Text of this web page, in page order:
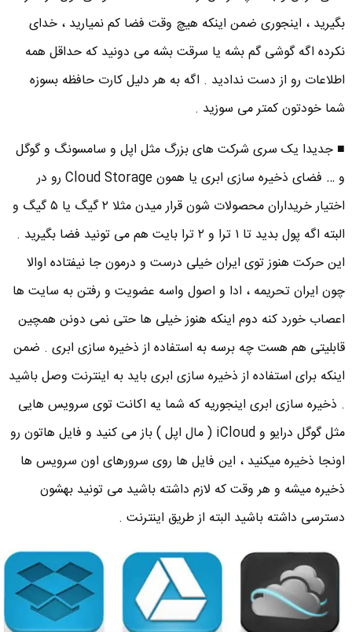
بگیرید ، اینجوری ضمن اینکه هیچ وقت فضا کم نمیارید ، خدای
نکرده اگه گوشی گم بشه یا سرقت بشه می دونید که حداقل همه
اطلاعات رو از دست ندادید . اگه به هر دلیل کارت حافظه بسوزه
شما خودتون کمتر می سوزید .
■ جدیدا یک سری شرکت های بزرگ مثل اپل و سامسونگ و گوگل
و … فضای ذخیره سازی ابری یا همون Cloud Storage رو در
اختیار خریداران محصولات شون قرار میدن مثلا ۲ گیگ یا ۵ گیگ و
البته اگه پول بدید تا ۱ ترا و ۲ ترا بایت هم می تونید فضا بگیرید .
این حرکت هنوز توی ایران خیلی درست و درمون جا نیفتاده اوالا
چون ایران تحریمه ، ادا و اصول واسه عضویت و رفتن به سایت ها
اعصاب خورد کنه دوم اینکه هنوز خیلی ها حتی نمی دونن همچین
قابلیتی هم هست چه برسه به استفاده از ذخیره سازی ابری . ضمن
اینکه برای استفاده از ذخیره سازی ابری باید به اینترنت وصل باشید
. ذخیره سازی ابری اینجوریه که شما یه اکانت توی سرویس هایی
مثل گوگل درایو و iCloud ( مال اپل ) باز می کنید و فایل هاتون رو
اونجا ذخیره میکنید ، این فایل ها روی سرورهای اون سرویس ها
ذخیره میشه و هر وقت که لازم داشته باشید می تونید بهشون
دسترسی داشته باشید البته از طریق اینترنت .